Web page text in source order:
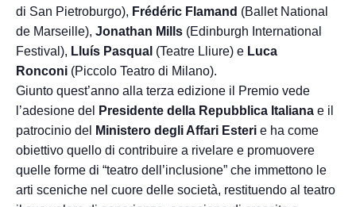
di San Pietroburgo), Frédéric Flamand (Ballet National
de Marseille), Jonathan Mills (Edinburgh International
Festival), Lluís Pasqual (Teatre Lliure) e Luca
Ronconi (Piccolo Teatro di Milano).
Giunto quest’anno alla terza edizione il Premio vede
l’adesione del
Presidente della Repubblica Italiana e il
patrocinio del
Ministero degli Affari Esteri e ha come
obiettivo quello di contribuire a rivelare e promuovere
quelle forme di “teatro dell’inclusione” che immettono le
arti sceniche nel cuore delle società, restituendo al teatro